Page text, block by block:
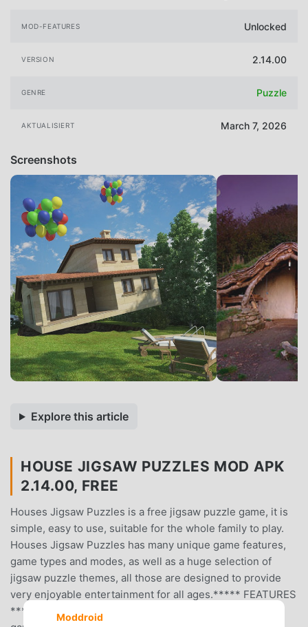
MOD-FEATURES Unlocked
VERSION 2.14.00
GENRE Puzzle
AKTUALISIERT March 7, 2026
Screenshots
Explore this article
HOUSE JIGSAW PUZZLES MOD APK
2.14.00, FREE
Houses Jigsaw Puzzles is a free jigsaw puzzle game, it is
simple, easy to use, suitable for the whole family to play.
Houses Jigsaw Puzzles has many unique game features,
game types and modes, as well as a huge selection of
jigsaw puzzle themes, all those are designed to provide
very enjoyable entertainment for all ages.***** FEATURES
****** Eight puzzle games challenge your brain.* Three
Moddroid